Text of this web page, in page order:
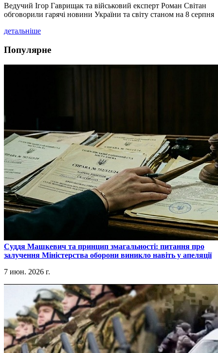
Ведучий Ігор Гаврищак та військовий експерт Роман Світан
обговорили гарячі новини України та світу станом на 8 серпня
детальніше
Популярне
​Суддя Машкевич та принцип змагальності: питання про
залучення Міністерства оборони виникло навіть у апеляції
7 июн. 2026 г.